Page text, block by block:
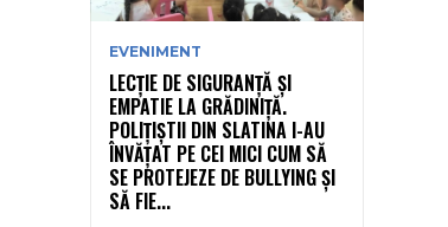
EVENIMENT
LECȚIE DE SIGURANȚĂ ȘI
EMPATIE LA GRĂDINIȚĂ.
POLIȚIȘTII DIN SLATINA I-AU
ÎNVĂȚAT PE CEI MICI CUM SĂ
SE PROTEJEZE DE BULLYING ȘI
SĂ FIE...